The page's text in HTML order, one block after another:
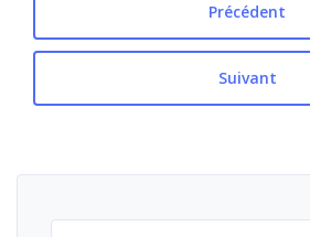
Précédent
Suivant